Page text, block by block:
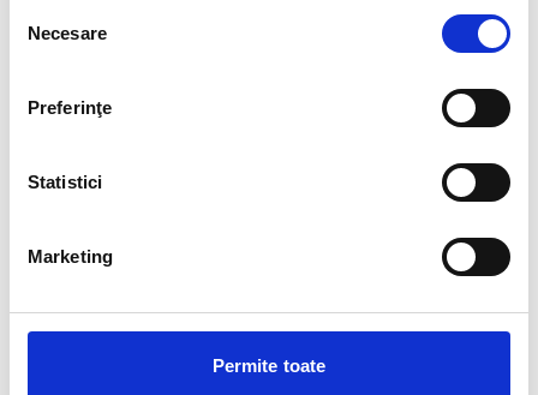
consimțământului
Necesare
Preferinţe
Statistici
Marketing
Permite toate